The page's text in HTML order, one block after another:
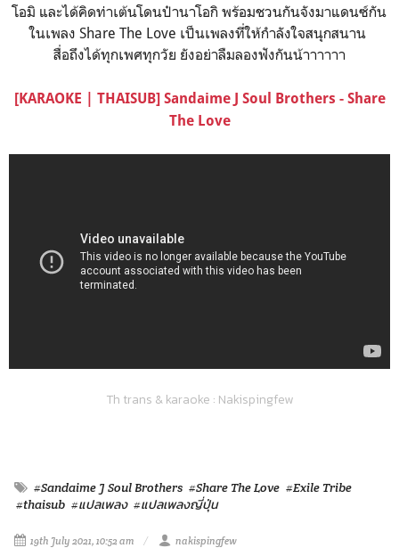
โอมิ และได้คิดท่าเต้นโดนป๋านาโอกิ พร้อมชวนกันจังมาแดนซ์กัน
ในเพลง Share The Love เป็นเพลงที่ให้กำลังใจสนุกสนาน
สื่อถึงได้ทุกเพศทุกวัย ยังอย่าลืมลองฟังกันน้าาาาาา
[KARAOKE | THAISUB] Sandaime J Soul Brothers - Share
The Love
Th trans & karaoke : Nakispingfew
#Sandaime J Soul Brothers #Share The Love #Exile Tribe
#thaisub #แปลเพลง #แปลเพลงญี่ปุ่น
19th July 2021, 10:52 am nakispingfew